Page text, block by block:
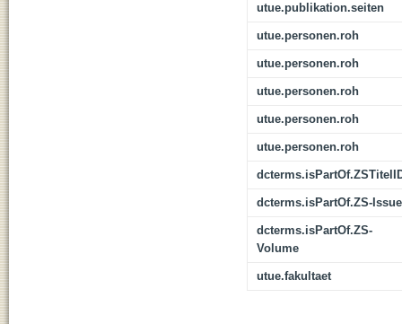
utue.publikation.seiten
utue.personen.roh
utue.personen.roh
utue.personen.roh
utue.personen.roh
utue.personen.roh
dcterms.isPartOf.ZS-Issue
dcterms.isPartOf.ZS-
Volume
utue.fakultaet